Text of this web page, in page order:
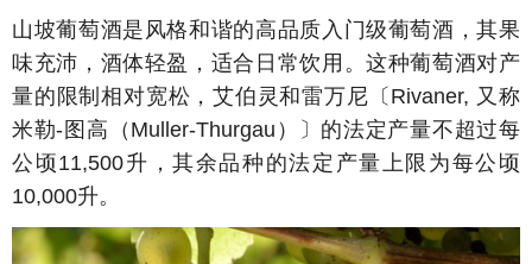
山坡葡萄酒是风格和谐的高品质入门级葡萄酒，其果
味充沛，酒体轻盈，适合日常饮用。这种葡萄酒对产
量的限制相对宽松，艾伯灵和雷万尼 〔Rivaner, 又称
米勒-图高（Muller-Thurgau）〕 的法定产量不超过每
公顷11,500升，其余品种的法定产量上限为每公顷
10,000升。